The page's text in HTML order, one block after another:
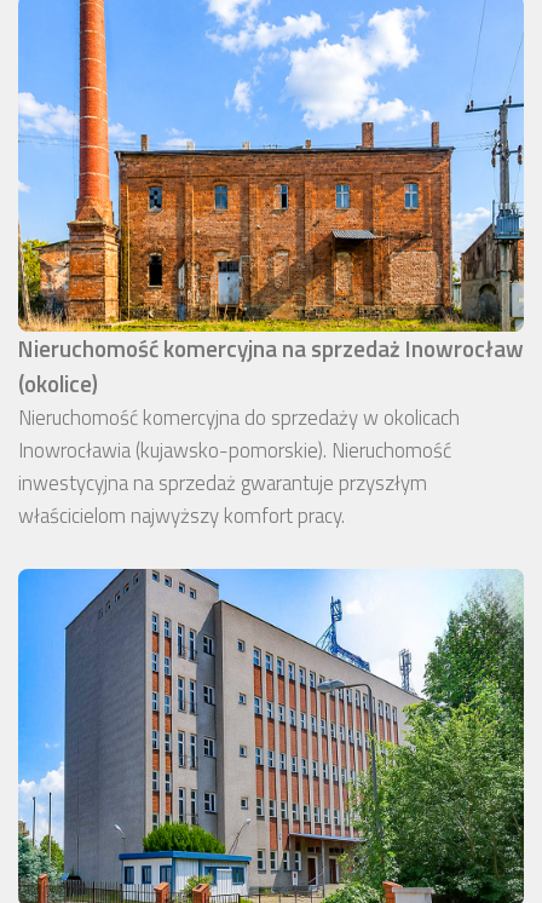
Nieruchomość komercyjna na sprzedaż Inowrocław
(okolice)
Nieruchomość komercyjna do sprzedaży w okolicach
Inowrocławia (kujawsko-pomorskie). Nieruchomość
inwestycyjna na sprzedaż gwarantuje przyszłym
właścicielom najwyższy komfort pracy.